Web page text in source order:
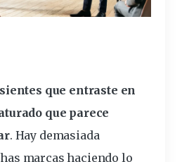
sientes que entraste en
que parece
. Hay demasiada
marcas haciendo lo